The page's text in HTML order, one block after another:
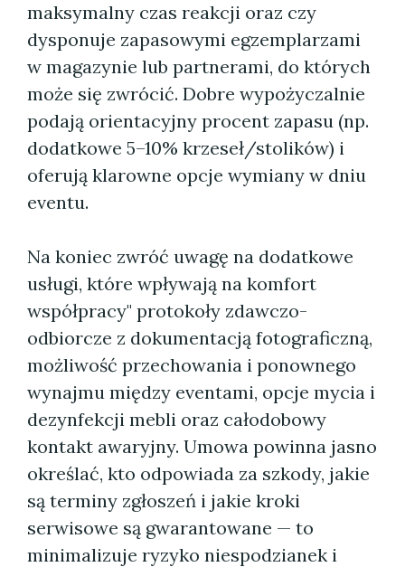
maksymalny czas reakcji oraz czy
dysponuje zapasowymi egzemplarzami
w magazynie lub partnerami, do których
może się zwrócić. Dobre wypożyczalnie
podają orientacyjny procent zapasu (np.
dodatkowe 5–10% krzeseł/stolików) i
oferują klarowne opcje wymiany w dniu
eventu.
Na koniec zwróć uwagę na dodatkowe
usługi, które wpływają na komfort
współpracy" protokoły zdawczo-
odbiorcze z dokumentacją fotograficzną,
możliwość przechowania i ponownego
wynajmu między eventami, opcje mycia i
dezynfekcji mebli oraz całodobowy
kontakt awaryjny. Umowa powinna jasno
określać, kto odpowiada za szkody, jakie
są terminy zgłoszeń i jakie kroki
serwisowe są gwarantowane — to
minimalizuje ryzyko niespodzianek i